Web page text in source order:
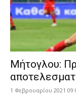
Μήτογλου:
1 Φεβρουαρίου 2021